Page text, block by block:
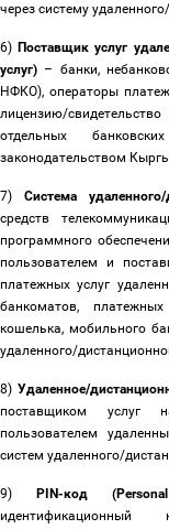
через систему
6) Поставщик услуг
услуг) – банки,
НФКО), операторы
лицензию/
отдельных
законодательством
7) Система
средств
программного
пользователем и
платежных услуг
банкоматов, платежных
кошелька, мобильного
удаленного/
8) Удаленное/
поставщиком услуг
пользователем
систем удаленного/
9) PIN-код